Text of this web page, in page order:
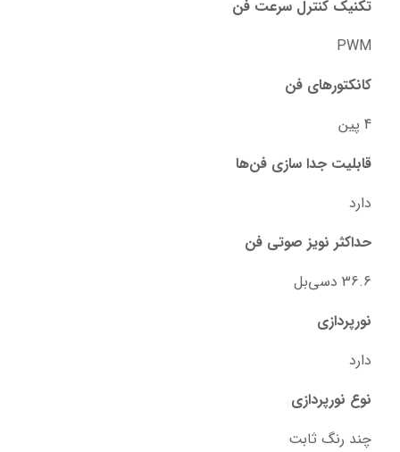
تکنیک کنترل سرعت فن
PWM
کانکتورهای فن
4 پین
قابلیت جدا سازی فن‌ها
دارد
حداکثر نویز صوتی فن
36.6 دسی‌بل
نورپردازی
دارد
نوع نورپردازی
چند رنگ ثابت